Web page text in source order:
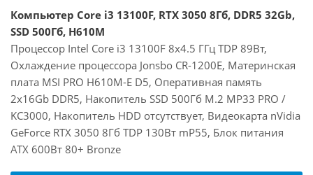
Компьютер Core i3 13100F, RTX 3050 8Гб, DDR5 32Gb,
SSD 500Гб, H610M
Процессор Intel Core i3 13100F 8x4.5 ГГц TDP 89Вт,
Охлаждение процессора Jonsbo CR-1200E, Материнская
плата MSI PRO H610M-E D5, Оперативная память
2x16Gb DDR5, Накопитель SSD 500Гб M.2 MP33 PRO /
KC3000, Накопитель HDD отсутствует, Видеокарта nVidia
GeForce RTX 3050 8Гб TDP 130Вт mP55, Блок питания
ATX 600Вт 80+ Bronze